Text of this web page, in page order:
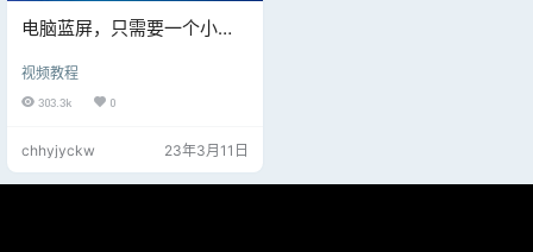
电脑蓝屏，只需要一个小小
视频教程
303.3k 0
chhyjyckw 23年3月11日